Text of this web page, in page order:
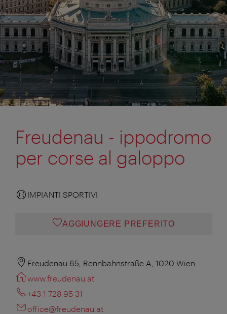
Freudenau - ippodromo
per corse al galoppo
IMPIANTI SPORTIVI
AGGIUNGERE PREFERITO
Freudenau 65, Rennbahnstraße A, 1020 Wien
www.freudenau.at
+43 1 728 95 31
office@freudenau.at